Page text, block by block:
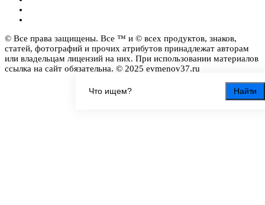
Найти
© Все права защищены. Все ™ и © всех продуктов, знаков,
статей, фотографий и прочих атрибутов принадлежат авторам
или владельцам лицензий на них. При использовании материалов
ссылка на сайт обязательна. © 2025 evmenov37.ru